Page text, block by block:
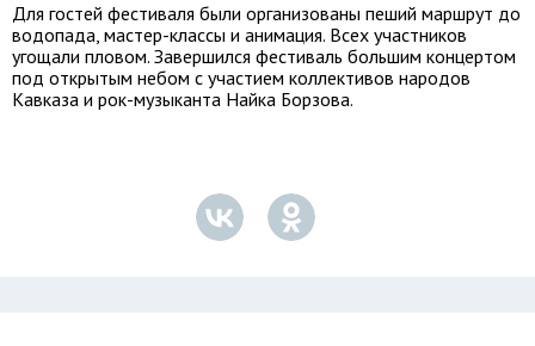
Для гостей фестиваля были организованы пеший маршрут до
водопада, мастер-классы и анимация. Всех участников
угощали пловом. Завершился фестиваль большим концертом
под открытым небом с участием коллективов народов
Кавказа и рок-музыканта Найка Борзова.